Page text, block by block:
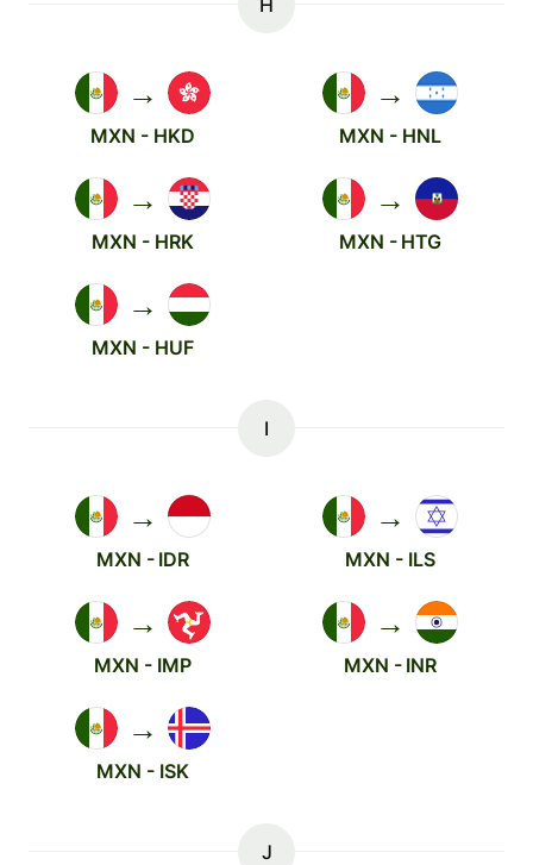
H
→
MXN - HKD
→
MXN - HNL
→
MXN - HRK
→
MXN - HTG
→
MXN - HUF
I
→
MXN - IDR
→
MXN - ILS
→
MXN - IMP
→
MXN - INR
→
MXN - ISK
J